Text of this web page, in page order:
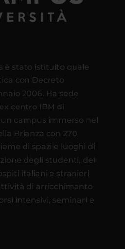
è stato istituito quale
con Decreto
2006. Ha sede
centro IBM di
un campus immerso nel
Brianza con 270
di spazi e luoghi di
degli studenti, dei
italiani e stranieri
di arricchimento
intensivi, seminari e